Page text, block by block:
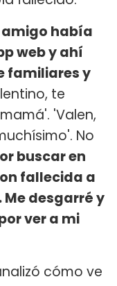
había
web y ahí
familiares y
te
'Valen,
No
buscar en
fallecida a
desgarré y
ver a mi
cómo ve